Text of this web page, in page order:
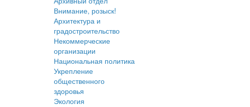
Внимание, розыск!
Архитектура и
градостроительство
Некоммерческие
организации
Национальная политика
Укрепление
общественного
здоровья
Экология